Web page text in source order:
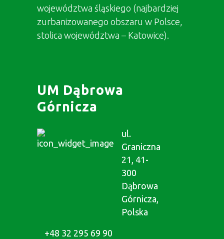
województwa śląskiego (najbardziej
zurbanizowanego obszaru w Polsce,
stolica województwa – Katowice).
UM Dąbrowa
Górnicza
ul.
Graniczna
21, 41-
300
Dąbrowa
Górnicza,
Polska
+48 32 295 69 90